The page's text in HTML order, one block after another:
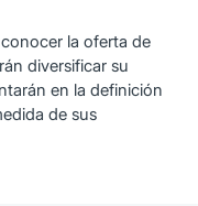
la oferta de
diversificar su
en la definición
de sus